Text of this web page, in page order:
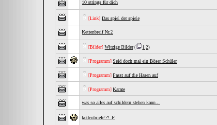
10 strings für dich
[Link] Das spiel der spiele
Kettenbreif Nr.2
[Bilder] Witzige Bilder( 1 2)
[Programm] Seid doch mal ein Böser Schüler
[Programm] Passt auf die Hasen auf
[Programm] Karate
was so alles auf schildern stehen kann...
kettenbriefe!?! :P